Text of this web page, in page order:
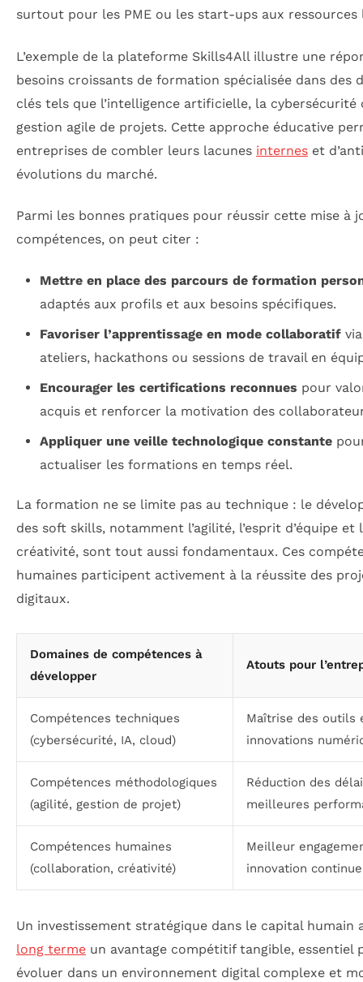
surtout pour les PME ou les start-ups aux ressources
L’exemple de la plateforme Skills4All illustre une
besoins croissants de formation spécialisée dans des
clés tels que l’intelligence artificielle, la cybersécurité
gestion agile de projets. Cette approche éducative
entreprises de combler leurs lacunes internes et
évolutions du marché.
Parmi les bonnes pratiques pour réussir cette mise à
compétences, on peut citer :
Mettre en place des parcours de formation
adaptés aux profils et aux besoins spécifiques.
Favoriser l’apprentissage en mode collaboratifvia
ateliers, hackathons ou sessions de travail en
Encourager les certifications reconnues pour
acquis et renforcer la motivation des
Appliquer une veille technologique constante
actualiser les formations en temps réel.
La formation ne se limite pas au technique : le
des soft skills, notamment l’agilité, l’esprit d’équipe et
créativité, sont tout aussi fondamentaux. Ces
humaines participent activement à la réussite des
digitaux.
Domaines de compétences à
développer
Atouts pour
Compétences techniques
(cybersécurité, IA, cloud)
Maîtrise des outils
innovations
Compétences méthodologiques
(agilité, gestion de projet)
Réduction des
meilleures
Compétences humaines
(collaboration, créativité)
Meilleur
innovation continue
Un investissement stratégique dans le capital humain
long terme un avantage compétitif tangible, essentiel
évoluer dans un environnement digital complexe et